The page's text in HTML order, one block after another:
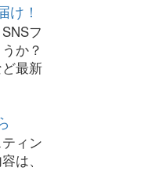
け！
フ
か？
最新
ィン
は、